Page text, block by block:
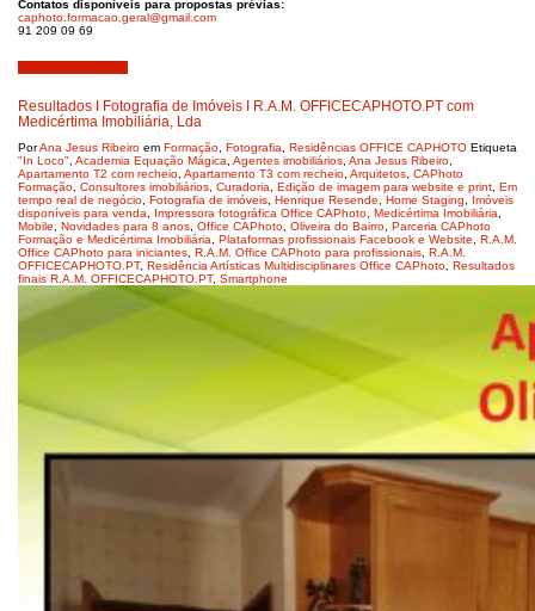
Contatos disponíveis para propostas prévias:
caphoto.formacao.geral@gmail. com
91 209 09 69
Resultados I Fotografia de Imóveis I R.A.M. OFFICECAPHOTO.PT com
Medicértima Imobiliária, Lda
PorAna Jesus Ribeiro em Formação Fotografia Residências OFFICE CAPHOTO Etiqueta
"In Loco" Academia Equação Mágica Agentes imobiliários Ana Jesus Ribeiro
Apartamento T2 com recheio Apartamento T3 com recheio Arquitetos CAPhoto
Formação Consultores imobiliários Curadoria Edição de imagem para website e print Em
tempo real de negócio Fotografia de imóveis Henrique Resende Home Staging
Imóveis
disponíveis para venda
Impressora fotográfica Office CAPhoto Medicértima Imobiliária
Mobile
Novidades para 8 anos Office CAPhoto Oliveira do Bairro Parceria CAPhoto
Formação e Medicértima Imobiliária
Plataformas profissionais Facebook e Website
R.A.M.
Office CAPhoto para iniciantes R.A.M. Office CAPhoto para profissionais R.A.M.
OFFICECAPHOTO.PT, Residência Artísticas Multidisciplinares Office CAPhoto Resultados
finais R.A.M. OFFICECAPHOTO.PT, Smartphone